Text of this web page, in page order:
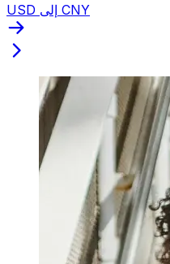
USD إلى CNY